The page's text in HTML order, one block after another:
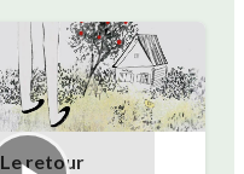
Le retour